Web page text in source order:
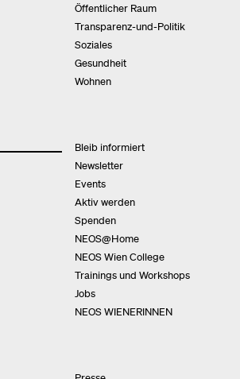
Öffentlicher Raum
Transparenz-und-Politik
Soziales
Gesundheit
Wohnen
Bleib informiert
Newsletter
Events
Aktiv werden
Spenden
NEOS@Home
NEOS Wien College
Trainings und Workshops
Jobs
NEOS WIENERINNEN